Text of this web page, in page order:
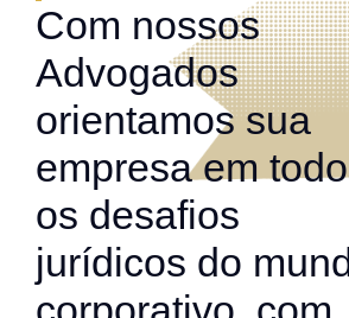
Com nossos
Advogados
orientamos sua
empresa em
os desafios
jurídicos do